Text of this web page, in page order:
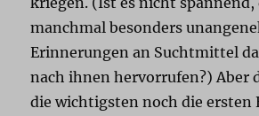
manchmal besonders
Erinnerungen an Suchtmittel
nach ihnen hervorrufen?) Aber
die wichtigsten noch die ersten